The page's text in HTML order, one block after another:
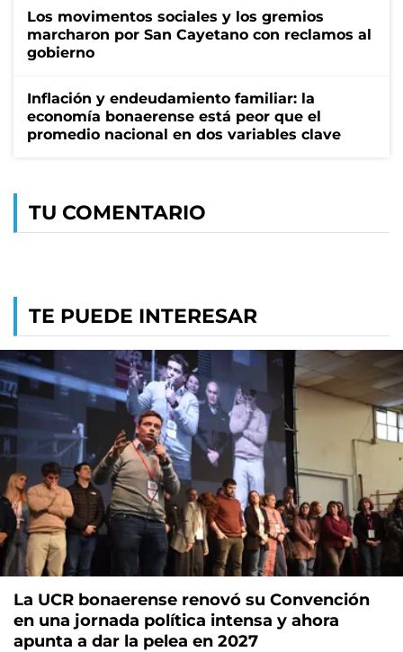
Los movimentos sociales y los gremios
marcharon por San Cayetano con reclamos al
gobierno
Inflación y endeudamiento familiar: la
economía bonaerense está peor que el
promedio nacional en dos variables clave
TU COMENTARIO
TE PUEDE INTERESAR
La UCR bonaerense renovó su Convención
en una jornada política intensa y ahora
apunta a dar la pelea en 2027